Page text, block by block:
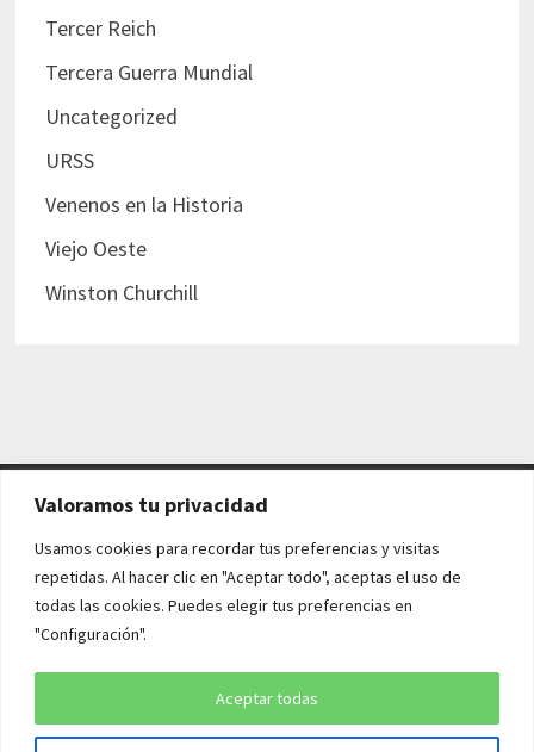
Valoramos tu privacidad
Usamos cookies para recordar tus preferencias y visitas
repetidas. Al hacer clic en "Aceptar todo", aceptas el uso de
todas las cookies. Puedes elegir tus preferencias en
"Configuración".
Aceptar todas
Tercer Reich
Tercera Guerra Mundial
Uncategorized
URSS
Venenos en la Historia
Viejo Oeste
Winston Churchill
AVISO LEGAL Y POLÍTICAS
Aviso legal
Política de cookies